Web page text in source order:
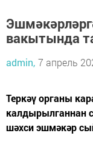
вакытында
admin, 7 апрель
Теркәү органы
калдырылганнан
шәхси эшмәкәр